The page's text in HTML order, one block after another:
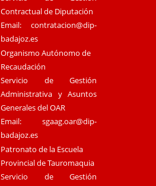
Contractual de Diputación
Email:contratacion@dip-
badajoz.es
Organismo Autónomo de
Recaudación
Servicio de Gestión
Administrativa y Asuntos
Generales del OAR
Email:sgaag.oar@dip-
badajoz.es
Patronato de la Escuela
Provincial de Tauromaquia
Servicio de Gestión